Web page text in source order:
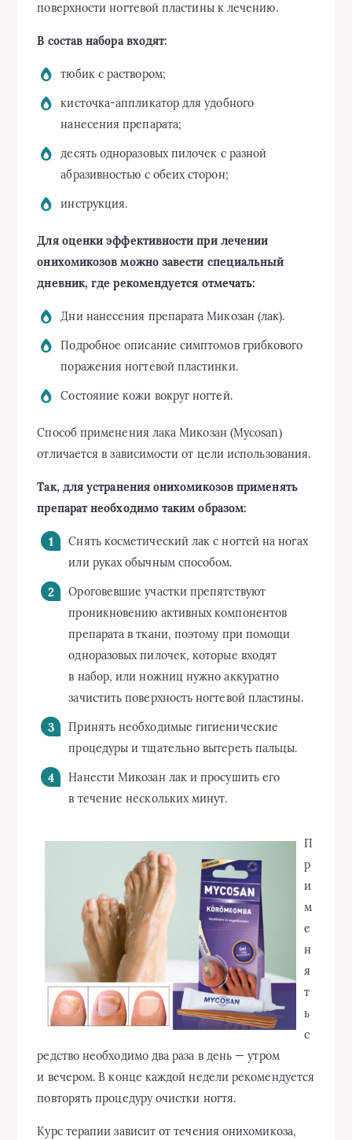
поверхности ногтевой пластины к лечению.
В состав набора входят:
тюбик с раствором;
кисточка-аппликатор для удобного
нанесения препарата;
десять одноразовых пилочек с разной
абразивностью с обеих сторон;
инструкция.
Для оценки эффективности при лечении
онихомикозов можно завести специальный
дневник, где рекомендуется отмечать:
Дни нанесения препарата Микозан (лак).
Подробное описание симптомов грибкового
поражения ногтевой пластинки.
Состояние кожи вокруг ногтей.
Способ применения лака Микозан (Mycosan)
отличается в зависимости от цели использования.
Так, для устранения онихомикозов применять
препарат необходимо таким образом:
Снять косметический лак с ногтей на ногах
или руках обычным способом.
Ороговевшие участки препятствуют
проникновению активных компонентов
препарата в ткани, поэтому при помощи
одноразовых пилочек, которые входят
в набор, или ножниц нужно аккуратно
зачистить поверхность ногтевой пластины.
Принять необходимые гигиенические
процедуры и тщательно вытереть пальцы.
Нанести Микозан лак и просушить его
в течение нескольких минут.
П
р
и
м
е
н
я
т
ь
с
редство необходимо два раза в день — утром
и вечером. В конце каждой недели рекомендуется
повторять процедуру очистки ногтя.
Курс терапии зависит от течения онихомикоза,